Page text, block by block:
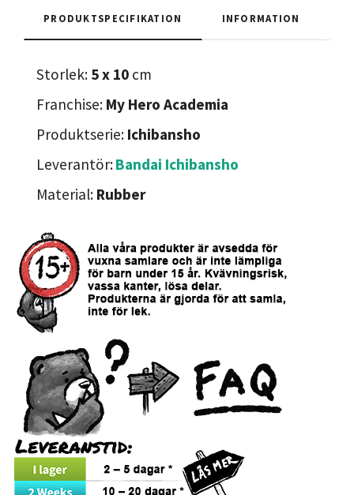
PRODUKTSPECIFIKATION INFORMATION
Storlek: 5 x 10 cm
Franchise: My Hero Academia
Produktserie: Ichibansho
Leverantör:Bandai Ichibansho
Material: Rubber